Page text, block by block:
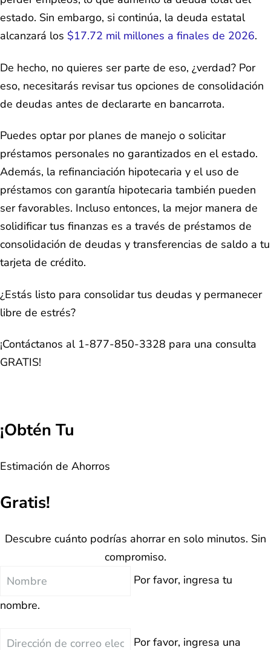
estado. Sin embargo, si continúa, la deuda estatal
alcanzará los $17.72 mil millones a finales de 2026.
De hecho, no quieres ser parte de eso, ¿verdad? Por
eso, necesitarás revisar tus opciones de consolidación
de deudas antes de declararte en bancarrota.
Puedes optar por planes de manejo o solicitar
préstamos personales no garantizados en el estado.
Además, la refinanciación hipotecaria y el uso de
préstamos con garantía hipotecaria también pueden
ser favorables. Incluso entonces, la mejor manera de
solidificar tus finanzas es a través de préstamos de
consolidación de deudas y transferencias de saldo a tu
tarjeta de crédito.
¿Estás listo para consolidar tus deudas y permanecer
libre de estrés?
¡Contáctanos al 1-877-850-3328 para una consulta
GRATIS!
¡Obtén Tu
Estimación de Ahorros
Gratis!
Descubre cuánto podrías ahorrar en solo minutos. Sin
compromiso.
Nombre
Por favor, ingresa tu
nombre.
Correo
Por favor, ingresa una